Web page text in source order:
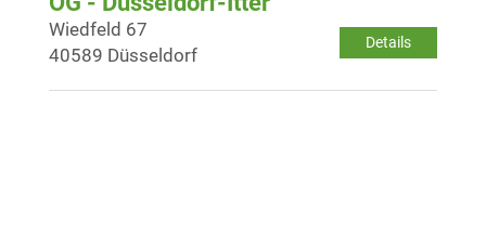
Details
Wiedfeld 67
40589 Düsseldorf